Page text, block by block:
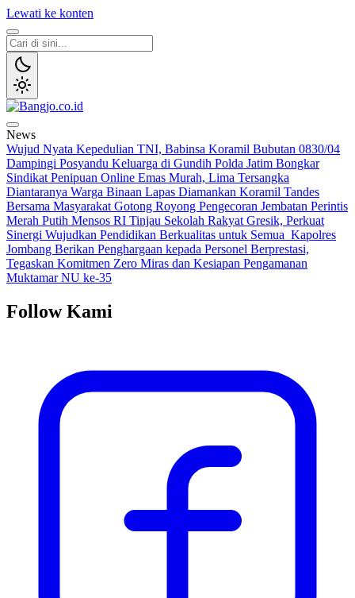
Lewati ke konten
Bangjo.co.id
Berani, Tegas, Terpercaya
News
Wujud Nyata Kepedulian TNI, Babinsa Koramil Bubutan 0830/04
Dampingi Posyandu Keluarga di Gundih Polda Jatim Bongkar
Sindikat Penipuan Online Emas Murah, Lima Tersangka
Diantaranya Warga Binaan Lapas Diamankan Koramil Tandes
Bersama Masyarakat Gotong Royong Pengecoran Jembatan Perintis
Merah Putih Mensos RI Tinjau Sekolah Rakyat Gresik, Perkuat
Sinergi Wujudkan Pendidikan Berkualitas untuk Semua Kapolres
Jombang Berikan Penghargaan kepada Personel Berprestasi,
Tegaskan Komitmen Zero Miras dan Kesiapan Pengamanan
Muktamar NU ke-35
Follow Kami